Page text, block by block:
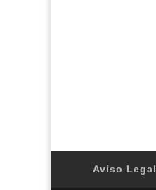
Aviso Legal